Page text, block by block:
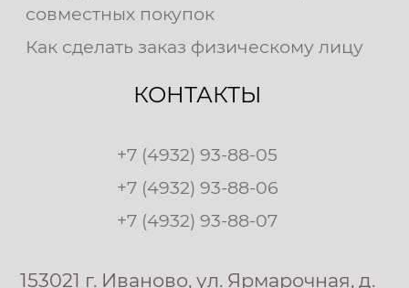
совместных покупок
Как сделать заказ физическому лицу
КОНТАКТЫ
+7 (4932) 93-88-05
+7 (4932) 93-88-06
+7 (4932) 93-88-07
153021 г. Иваново, ул. Ярмарочная, д.